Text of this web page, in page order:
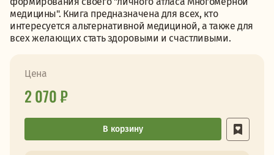
медицины". Книга предназначена для всех, кто
интересуется альтернативной медициной, а также для
всех же­лающих стать здоровыми и счастливыми.
Цена
2 070 ₽
В корзину